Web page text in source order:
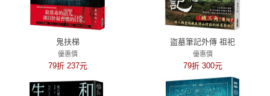
鬼扶梯
優惠價
79折 237元
盜墓筆記外傳 祖祀
優惠價
79折 300元